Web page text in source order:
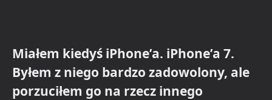
Miałem kiedyś iPhone’a. iPhone’a 7.
Byłem z niego bardzo zadowolony, ale
porzuciłem go na rzecz innego